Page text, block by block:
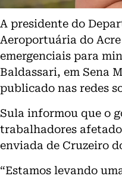
A presidente do
Aeroportuária do
emergenciais para
Baldassari, em Sena
publicado nas redes
Sula informou que o
trabalhadores
enviada de Cruzeiro
“Estamos levando